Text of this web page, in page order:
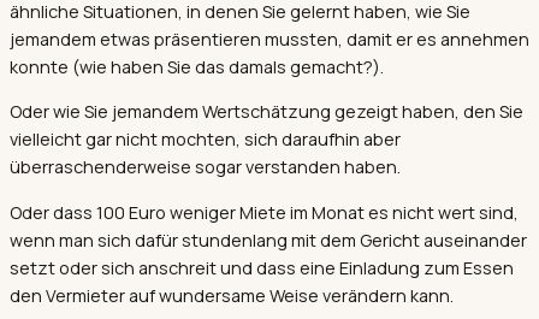
ähnliche Situationen, in denen Sie gelernt haben, wie Sie
jemandem etwas präsentieren mussten, damit er es annehmen
konnte (wie haben Sie das damals gemacht?).
Oder wie Sie jemandem Wertschätzung gezeigt haben, den Sie
vielleicht gar nicht mochten, sich daraufhin aber
überraschenderweise sogar verstanden haben.
Oder dass 100 Euro weniger Miete im Monat es nicht wert sind,
wenn man sich dafür stundenlang mit dem Gericht auseinander
setzt oder sich anschreit und dass eine Einladung zum Essen
den Vermieter auf wundersame Weise verändern kann.